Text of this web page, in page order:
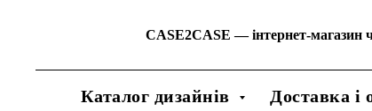
CASE2CASE—інтернет-магазин
Каталог дизайнів Доставка і